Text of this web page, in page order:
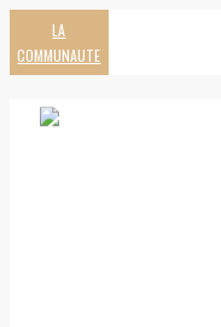
LA
COMMUNAUTE